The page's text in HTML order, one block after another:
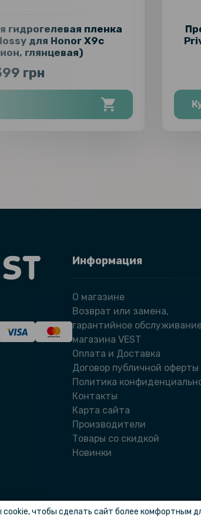
гидрогелевая пленка
для Honor X9c
глянцевая)
грн
Информация
О магазине
Возврат или замена,
гарантийное
магазина VEST
Оплата и Доставка
Договор публичной оферты
Политика
Контакты
Карта сайта
Производители
Товары со скидкой
Новинки
чтобы сделать сайт более комфортным